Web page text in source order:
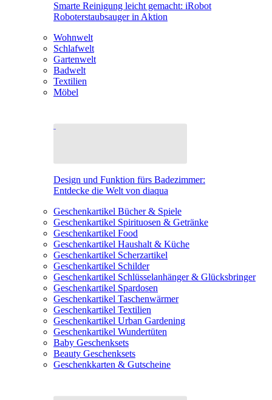
Smarte Reinigung leicht gemacht: iRobot
Roboterstaubsauger in Aktion
Wohnwelt
Schlafwelt
Gartenwelt
Badwelt
Textilien
Möbel
Design und Funktion fürs Badezimmer:
Entdecke die Welt von diaqua
Geschenkartikel Bücher & Spiele
Geschenkartikel Spirituosen & Getränke
Geschenkartikel Food
Geschenkartikel Haushalt & Küche
Geschenkartikel Scherzartikel
Geschenkartikel Schilder
Geschenkartikel Schlüsselanhänger & Glücksbringer
Geschenkartikel Spardosen
Geschenkartikel Taschenwärmer
Geschenkartikel Textilien
Geschenkartikel Urban Gardening
Geschenkartikel Wundertüten
Baby Geschenksets
Beauty Geschenksets
Geschenkkarten & Gutscheine